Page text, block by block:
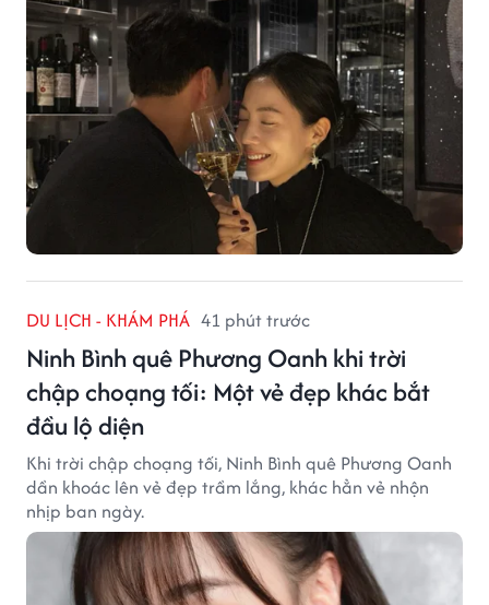
DU LỊCH - KHÁM PHÁ 41 phút trước
Ninh Bình quê Phương Oanh khi trời
chập choạng tối: Một vẻ đẹp khác bắt
đầu lộ diện
Khi trời chập choạng tối, Ninh Bình quê Phương Oanh
dần khoác lên vẻ đẹp trầm lắng, khác hẳn vẻ nhộn
nhịp ban ngày.